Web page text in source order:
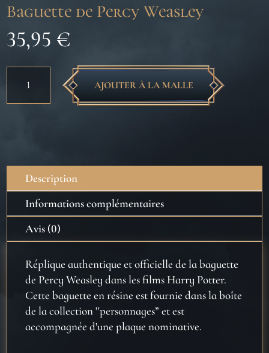
Baguette de Percy Weasley
35,95 €
Baguette
AJOUTER À LA MALLE
Description
Informations complémentaires
Avis (0)
Réplique authentique et officielle de la baguette
de Percy Weasley dans les films Harry Potter.
Cette baguette en résine est fournie dans la boîte
de la collection ''personnages” et est
accompagnée d'une plaque nominative.